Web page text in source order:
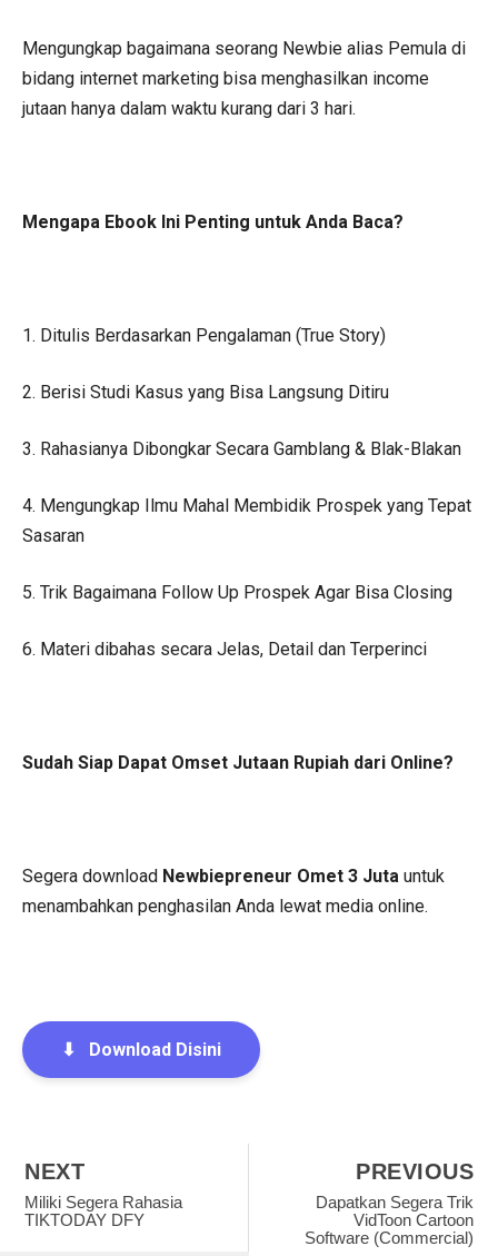
Mengungkap bagaimana seorang Newbie alias Pemula di
bidang internet marketing bisa menghasilkan income
jutaan hanya dalam waktu kurang dari 3 hari.
Mengapa Ebook Ini Penting untuk Anda Baca?
1. Ditulis Berdasarkan Pengalaman (True Story)
2. Berisi Studi Kasus yang Bisa Langsung Ditiru
3. Rahasianya Dibongkar Secara Gamblang & Blak-Blakan
4. Mengungkap Ilmu Mahal Membidik Prospek yang Tepat
Sasaran
5. Trik Bagaimana Follow Up Prospek Agar Bisa Closing
6. Materi dibahas secara Jelas, Detail dan Terperinci
Sudah Siap Dapat Omset Jutaan Rupiah dari Online?
Segera download Newbiepreneur Omet 3 Juta untuk
menambahkan penghasilan Anda lewat media online.
⬇ Download Disini
NEXT
Miliki Segera Rahasia
TIKTODAY DFY
PREVIOUS
Dapatkan Segera Trik
VidToon Cartoon
Software (Commercial)